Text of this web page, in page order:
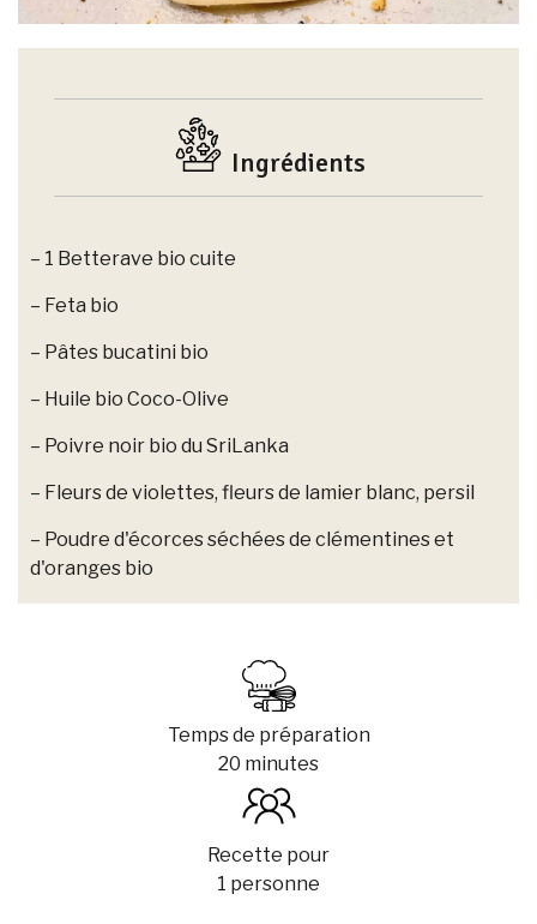
Ingrédients
– 1 Betterave bio cuite
– Feta bio
– Pâtes bucatini bio
– Huile bio Coco-Olive
– Poivre noir bio du SriLanka
– Fleurs de violettes, fleurs de lamier blanc, persil
– Poudre d'écorces séchées de clémentines et
d'oranges bio
Temps de préparation
20 minutes
Recette pour
1 personne